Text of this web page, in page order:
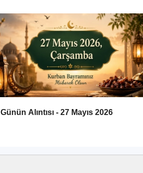
Günün Alıntısı - 27 Mayıs 2026